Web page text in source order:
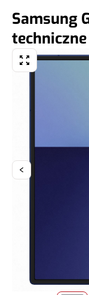
Samsung
techniczne